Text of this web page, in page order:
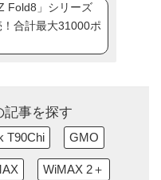
Fold8」シリーズ
合計最大31000ポ
記事を探す
T90Chi GMO
WiMAX 2＋